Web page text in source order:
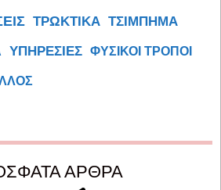
ΤΡΩΚΤΙΚΑ ΤΣΙΜΠΗΜΑ
ΥΠΗΡΕΣΙΕΣ ΦΥΣΙΚΟΙ ΤΡΟΠΟΙ
ΑΡΘΡΑ